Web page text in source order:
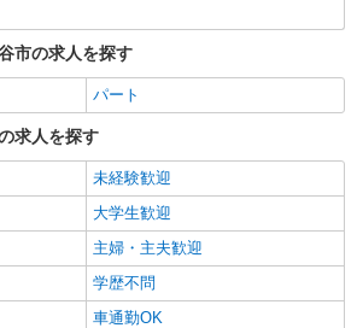
市の求人を探す
パート
求人を探す
未経験歓迎
大学生歓迎
主婦・主夫歓迎
学歴不問
車通勤OK